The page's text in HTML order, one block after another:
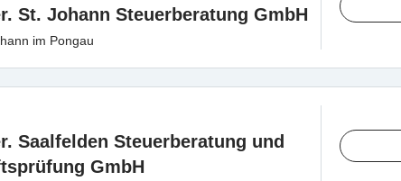
St. Johann Steuerberatung GmbH
im Pongau
Saalfelden Steuerberatung und
GmbH